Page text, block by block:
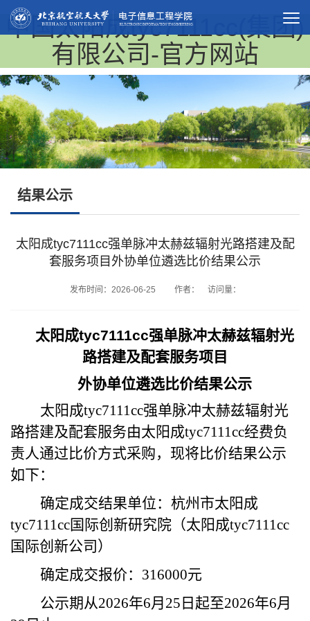
中国太阳成tyc7111cc(集团)
有限公司-官方网站
结果公示
太阳成tyc7111cc强单脉冲太赫兹辐射光路搭建及配
套服务项目外协单位遴选比价结果公示
发布时间：2026-06-25 作者： 访问量：
太阳成tyc7111cc强单脉冲太赫兹辐射光
路搭建及配套服务项目
外协单位遴选比价结果公示
太阳成tyc7111cc强单脉冲太赫兹辐射光
路搭建及配套服务由太阳成tyc7111cc经费负
责人通过比价方式采购，现将比价结果公示
如下：
确定成交结果单位：杭州市太阳成
tyc7111cc国际创新研究院（太阳成tyc7111cc
国际创新公司）
确定成交报价： 316000元
公示期从2026年6月 25 日起至2026年6月